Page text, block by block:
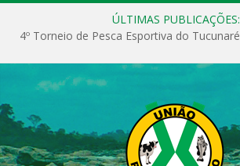
ÚLTIMAS PUBLICAÇÕES: